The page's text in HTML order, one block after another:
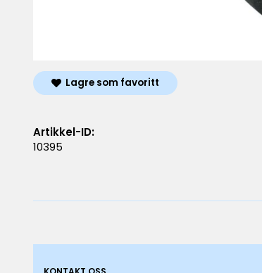
Lagre som favoritt
Artikkel-ID:
10395